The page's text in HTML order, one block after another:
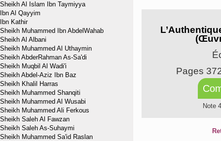
Pages
Note
Sheikh Al Islam Ibn Taymiyya
Ibn Al Qayyim
Ibn Kathir
Sheikh Muhammed Ibn AbdelWahab
Sheikh Al Albani
Sheikh Muhammed Al Uthaymin
Sheikh AbderRahman As-Sa'di
Sheikh Muqbil Al Wadi'i
Sheikh Abdel-Aziz Ibn Baz
Sheikh Khalil Harras
Sheikh Muhammed Shanqiti
Sheikh Muhammed Al Wusabi
Sheikh Muhammed Ali Ferkous
Sheikh Saleh Al Fawzan
Sheikh Saleh As-Suhaymi
Sheikh Muhammed Sa'id Raslan